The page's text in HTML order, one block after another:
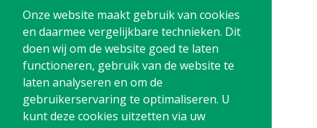
Onze website maakt gebruik van cookies
en daarmee vergelijkbare technieken. Dit
doen wij om de website goed te laten
functioneren, gebruik van de website te
laten analyseren en om de
gebruikerservaring te optimaliseren. U
kunt deze cookies uitzetten via uw
Poelstraat 4
1441 RR Purmerend
T: 0299-420870
@:
info@avanti-
advisering.nl
BTW: NL861212733B01